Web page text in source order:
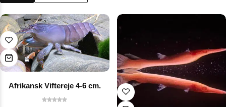
Afrikansk Viftereje 4-6 cm.